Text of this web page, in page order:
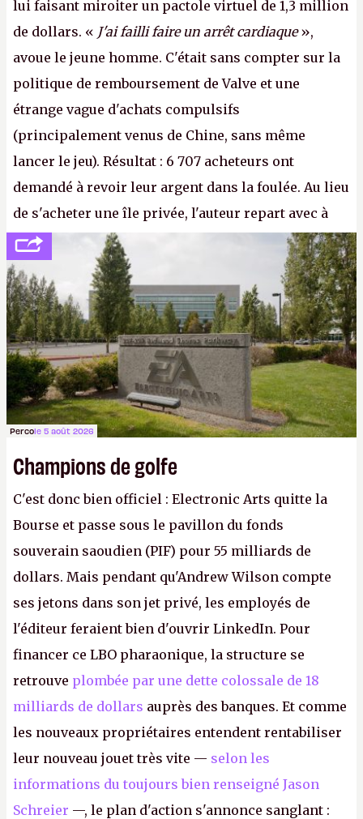
lui faisant miroiter un pactole virtuel de 1,3 million
de dollars. « J'ai failli faire un arrêt cardiaque»,
avoue le jeune homme. C'était sans compter sur la
politique de remboursement de Valve et une
étrange vague d'achats compulsifs
(principalement venus de Chine, sans même
lancer le jeu). Résultat : 6 707 acheteurs ont
demandé à revoir leur argent dans la foulée. Au lieu
de s'acheter une île privée, l'auteur repart avec à
peine 2 000 dollars en poche. C'est toujours plus
cher payé que le temps passé à dev, mais ça
apprendra aux petits malins qu'on ne braque pas
Gabe Newell aussi facilement.P.
Percole 5 août 2026
Champions de golfe
C'est donc bien officiel : Electronic Arts quitte la
Bourse et passe sous le pavillon du fonds
souverain saoudien (PIF) pour 55 milliards de
dollars. Mais pendant qu'Andrew Wilson compte
ses jetons dans son jet privé, les employés de
l'éditeur feraient bien d'ouvrir LinkedIn. Pour
financer ce LBO pharaonique, la structure se
retrouve plombée par une dette colossale de 18
milliards de dollars auprès des banques. Et comme
les nouveaux propriétaires entendent rentabiliser
leur nouveau jouet très vite — selon les
informations du toujours bien renseigné Jason
Schreier —, le plan d'action s'annonce sanglant :